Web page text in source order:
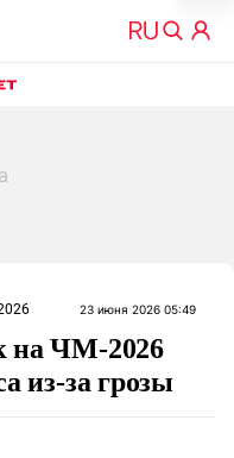
23 июня 2026 05:49
на ЧМ-2026
из-за грозы